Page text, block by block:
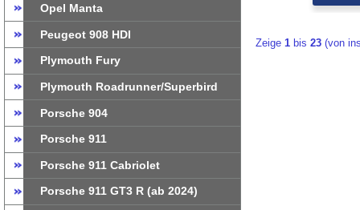
Opel Manta
Peugeot 908 HDI
Plymouth Fury
Plymouth Roadrunner/Superbird
Porsche 904
Porsche 911
Porsche 911 Cabriolet
Porsche 911 GT3 R (ab 2024)
Zeige1 bis23 (von